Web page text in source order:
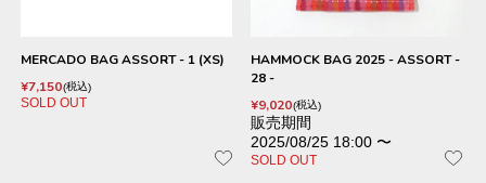
MERCADO BAG ASSORT - 1 (XS)
¥7,150 税込
SOLD OUT
HAMMOCK BAG 2025 - ASSORT -
28 -
¥9,020 税込
販売期間
2025/08/25 18:00 〜
SOLD OUT